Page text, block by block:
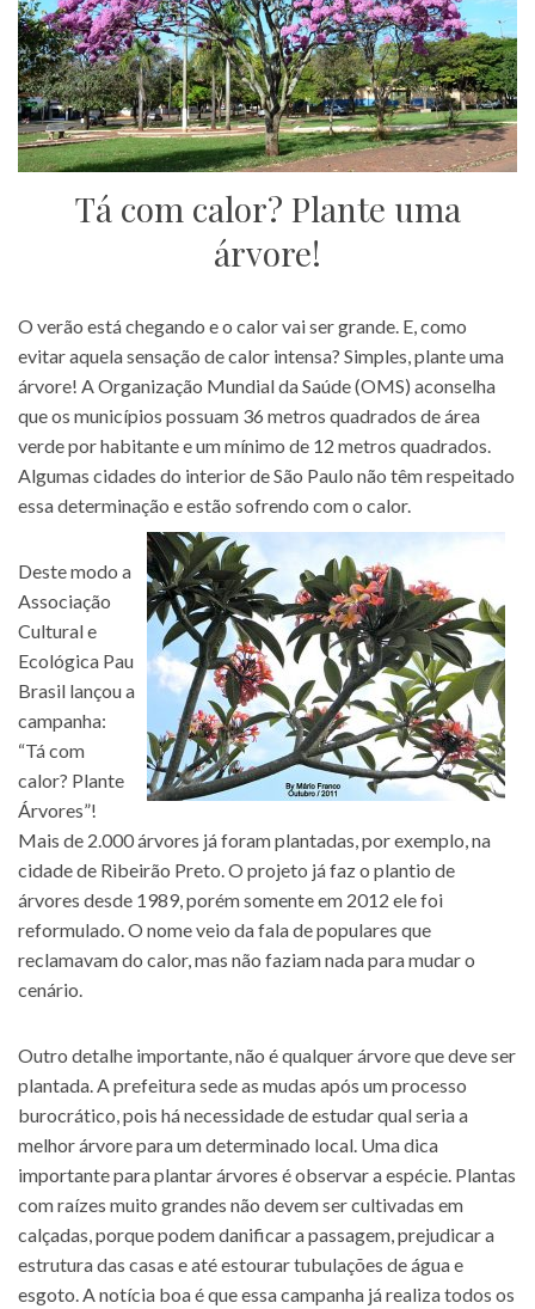
Tá com calor? Plante uma
árvore!
O verão está chegando e o calor vai ser grande. E, como
evitar aquela sensação de calor intensa? Simples, plante uma
árvore! A Organização Mundial da Saúde (OMS) aconselha
que os municípios possuam 36 metros quadrados de área
verde por habitante e um mínimo de 12 metros quadrados.
Algumas cidades do interior de São Paulo não têm respeitado
essa determinação e estão sofrendo com o calor.
Deste modo a
Associação
Cultural e
Ecológica Pau
Brasil lançou a
campanha:
“Tá com
calor? Plante
Árvores”!
Mais de 2.000 árvores já foram plantadas, por exemplo, na
cidade de Ribeirão Preto. O projeto já faz o plantio de
árvores desde 1989, porém somente em 2012 ele foi
reformulado. O nome veio da fala de populares que
reclamavam do calor, mas não faziam nada para mudar o
cenário.
Outro detalhe importante, não é qualquer árvore que deve ser
plantada. A prefeitura sede as mudas após um processo
burocrático, pois há necessidade de estudar qual seria a
melhor árvore para um determinado local. Uma dica
importante para plantar árvores é observar a espécie. Plantas
com raízes muito grandes não devem ser cultivadas em
calçadas, porque podem danificar a passagem, prejudicar a
estrutura das casas e até estourar tubulações de água e
esgoto. A notícia boa é que essa campanha já realiza todos os